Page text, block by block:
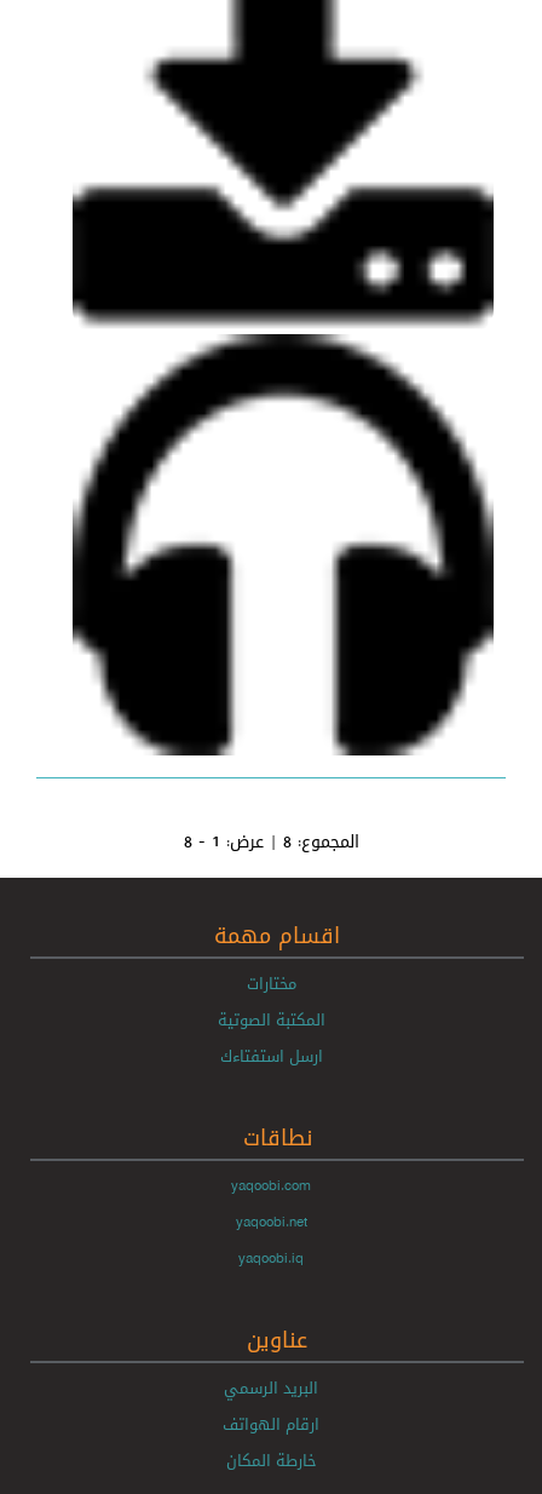
المجموع:8 | عرض: 1 - 8
اقسام مهمة
مختارات
المكتبة الصوتية
ارسل استفتاءك
نطاقات
yaqoobi.com
yaqoobi.net
yaqoobi.iq
عناوين
البريد الرسمي
ارقام الهواتف
خارطة المكان